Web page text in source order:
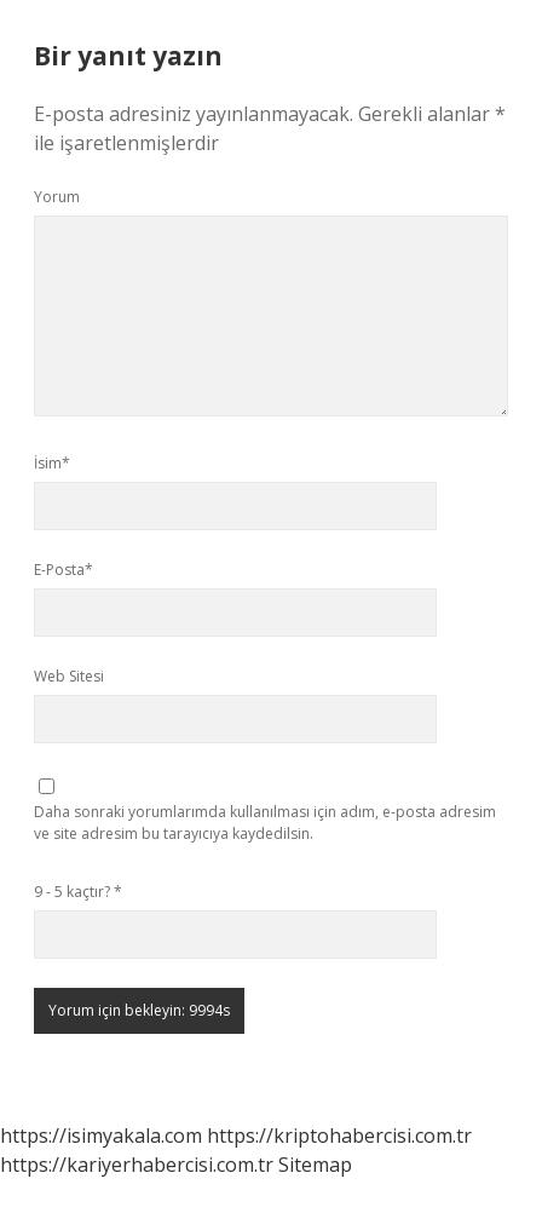
Bir yanıt yazın
E-posta adresiniz yayınlanmayacak. Gerekli alanlar*
ile işaretlenmişlerdir
Yorum
İsim*
E-Posta*
Web Sitesi
Daha sonraki yorumlarımda kullanılması için adım, e-posta adresim
ve site adresim bu tarayıcıya kaydedilsin.
9 - 5 kaçtır?*
https://isimyakala.com https://kriptohabercisi.com.tr
https://kariyerhabercisi.com.trSitemap